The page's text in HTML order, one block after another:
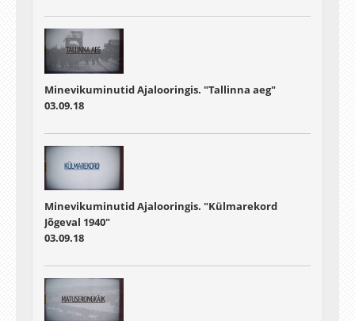
Minevikuminutid Ajalooringis. "Tallinna aeg"
03.09.18
Minevikuminutid Ajalooringis. "Külmarekord
Jõgeval 1940"
03.09.18